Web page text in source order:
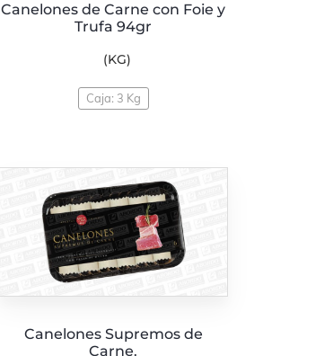
Canelones de Carne con Foie y
Trufa 94gr
(KG)
Caja: 3 Kg
Canelones Supremos de
Carne.